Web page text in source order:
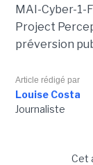
MAI-Cyber-1-
Project
préversion
Article rédigé par
Louise Costa
Journaliste
Cet